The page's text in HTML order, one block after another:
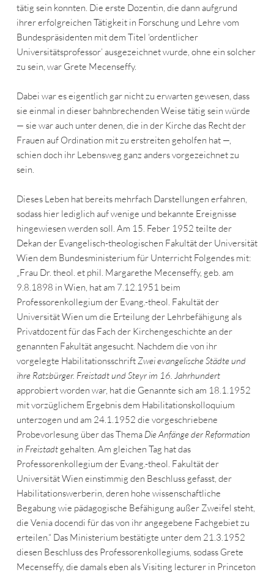
tätig sein konnten. Die erste Dozentin, die dann aufgrund
ihrer erfolgreichen Tätigkeit in Forschung und Lehre vom
Bundespräsidenten mit dem Titel ‘ordentlicher
Universitätsprofessor’ ausgezeichnet wurde, ohne ein solcher
zu sein, war Grete Mecenseffy.
Dabei war es eigentlich gar nicht zu erwarten gewesen, dass
sie einmal in dieser bahnbrechenden Weise tätig sein würde
— sie war auch unter denen, die in der Kirche das Recht der
Frauen auf Ordination mit zu erstreiten geholfen hat —,
schien doch ihr Lebensweg ganz anders vorgezeichnet zu
sein.
Dieses Leben hat bereits mehrfach Darstellungen erfahren,
sodass hier lediglich auf wenige und bekannte Ereignisse
hingewiesen werden soll. Am 15. Feber 1952 teilte der
Dekan der Evangelisch-theologischen Fakultät der Universität
Wien dem Bundesministerium für Unterricht Folgendes mit:
„Frau Dr. theol. et phil. Margarethe Mecenseffy, geb. am
9.8.1898 in Wien, hat am 7.12.1951 beim
Professorenkollegium der Evang.-theol. Fakultät der
Universität Wien um die Erteilung der Lehrbefähigung als
Privatdozent für das Fach der Kirchengeschichte an der
genannten Fakultät angesucht. Nachdem die von ihr
vorgelegte HabilitationsschriftZwei evangelische Städte und
ihre Ratsbürger. Freistadt und Steyr im 16. Jahrhundert
approbiert worden war, hat die Genannte sich am 18.1.1952
mit vorzüglichem Ergebnis dem Habilitationskolloquium
unterzogen und am 24.1.1952 die vorgeschriebene
Probevorlesung über das Thema Die Anfänge der Reformation
in Freistadtgehalten. Am gleichen Tag hat das
Professorenkollegium der Evang.-theol. Fakultät der
Universität Wien einstimmig den Beschluss gefasst, der
Habilitationswerberin, deren hohe wissenschaftliche
Begabung wie pädagogische Befähigung außer Zweifel steht,
die Venia docendi für das von ihr angegebene Fachgebiet zu
erteilen.“ Das Ministerium bestätigte unter dem 21.3.1952
diesen Beschluss des Professorenkollegiums, sodass Grete
Mecenseffy, die damals eben als Visiting lecturer in Princeton